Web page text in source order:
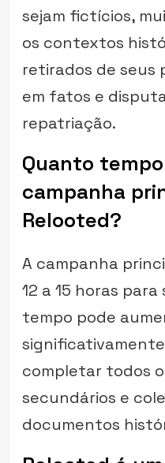
sejam fictícios,
os contextos
retirados de seus
em fatos e
repatriação.
Quanto
campanha
Relooted?
A campanha
12 a 15 horas
tempo pode
completar todos
secundários e
documentos